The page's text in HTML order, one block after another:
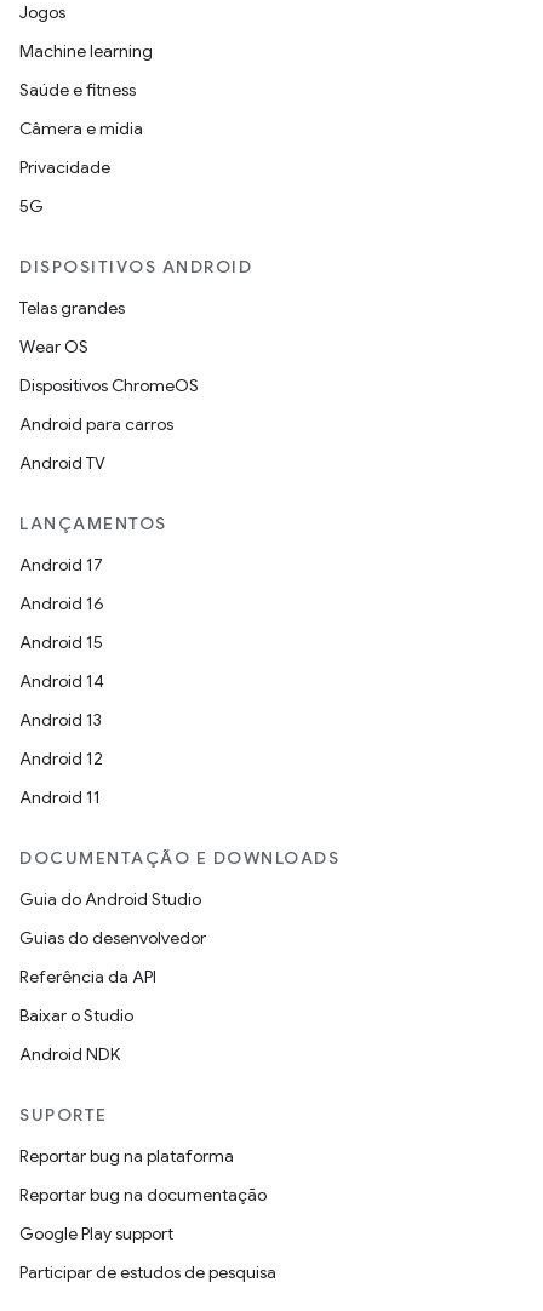
Jogos
Machine learning
Saúde e fitness
Câmera e mídia
Privacidade
5G
DISPOSITIVOS ANDROID
Telas grandes
Wear OS
Dispositivos ChromeOS
Android para carros
Android TV
LANÇAMENTOS
Android 17
Android 16
Android 15
Android 14
Android 13
Android 12
Android 11
DOCUMENTAÇÃO E DOWNLOADS
Guia do Android Studio
Guias do desenvolvedor
Referência da API
Baixar o Studio
Android NDK
SUPORTE
Reportar bug na plataforma
Reportar bug na documentação
Google Play support
Participar de estudos de pesquisa